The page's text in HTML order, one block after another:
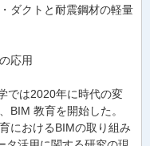
ダクトと耐震鋼材の軽量
応用
では2020年に時代の変
BIM 教育を開始した。
におけるBIMの取り組み